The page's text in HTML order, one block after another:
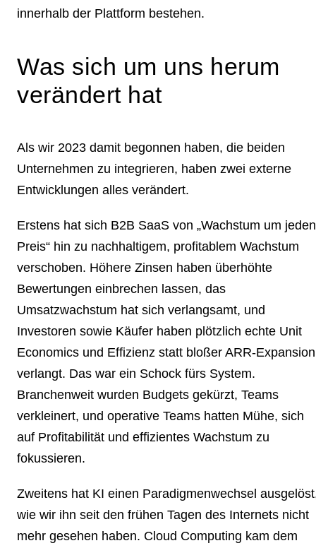
innerhalb der Plattform bestehen.
Was sich um uns herum
verändert hat
Als wir 2023 damit begonnen haben, die beiden
Unternehmen zu integrieren, haben zwei externe
Entwicklungen alles verändert.
Erstens hat sich B2B SaaS von „Wachstum um jeden
Preis“ hin zu nachhaltigem, profitablem Wachstum
verschoben. Höhere Zinsen haben überhöhte
Bewertungen einbrechen lassen, das
Umsatzwachstum hat sich verlangsamt, und
Investoren sowie Käufer haben plötzlich echte Unit
Economics und Effizienz statt bloßer ARR-Expansion
verlangt. Das war ein Schock fürs System.
Branchenweit wurden Budgets gekürzt, Teams
verkleinert, und operative Teams hatten Mühe, sich
auf Profitabilität und effizientes Wachstum zu
fokussieren.
Zweitens hat KI einen Paradigmenwechsel
wie wir ihn seit den frühen Tagen des Internets nicht
mehr gesehen haben. Cloud Computing kam dem